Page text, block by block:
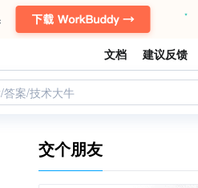
文档 建议反馈
答案/技术大牛
交个朋友